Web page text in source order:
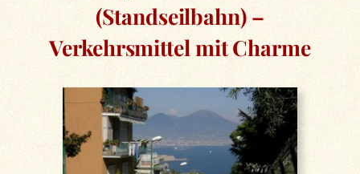
(Standseilbahn) –
Verkehrsmittel mit Charme